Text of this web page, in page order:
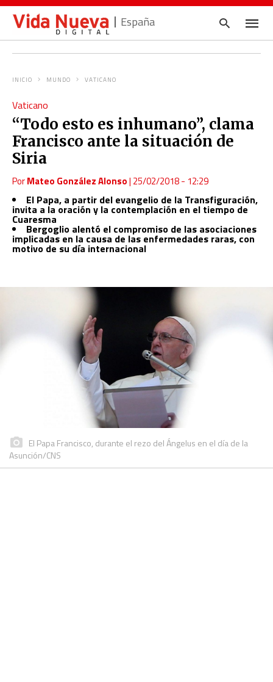
España
y
INICIO MUNDO VATICANO
Vaticano
“Todo esto es inhumano”, clama
Francisco ante la situación de
Siria
PorMateo González Alonso| 25/02/2018 - 12:29
El Papa, a partir del evangelio de la Transfiguración,
invita a la oración y la contemplación en el tiempo de
Cuaresma
Bergoglio alentó el compromiso de las asociaciones
implicadas en la causa de las enfermedades raras, con
motivo de su día internacional
El Papa Francisco, durante el rezo del Ángelus en el día de la
Asunción/CNS